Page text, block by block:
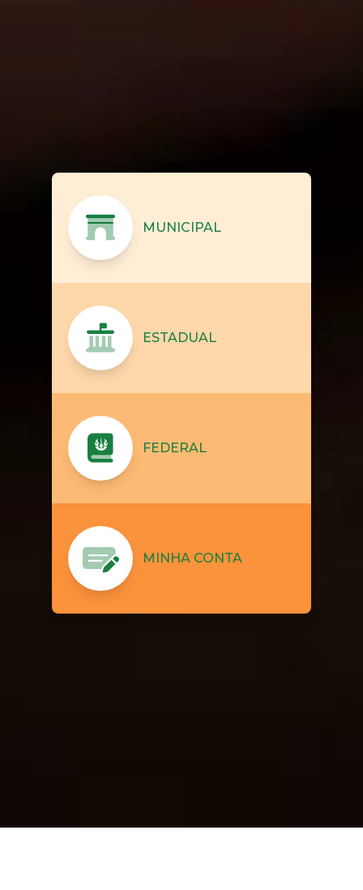
MUNICIPAL
ESTADUAL
FEDERAL
MINHA CONTA